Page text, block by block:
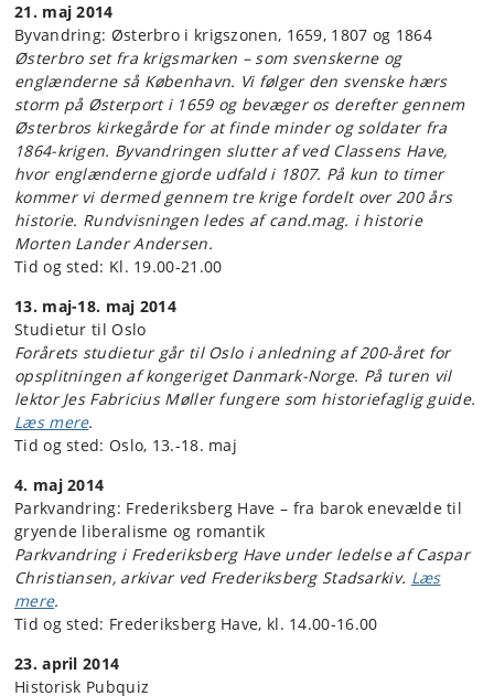
21. maj 2014
Byvandring: Østerbro i krigszonen, 1659, 1807 og 1864
Østerbro set fra krigsmarken – som svenskerne og
englænderne så København. Vi følger den svenske hærs
storm på Østerport i 1659 og bevæger os derefter gennem
Østerbros kirkegårde for at finde minder og soldater fra
1864-krigen. Byvandringen slutter af ved Classens Have,
hvor englænderne gjorde udfald i 1807. På kun to timer
kommer vi dermed gennem tre krige fordelt over 200 års
historie. Rundvisningen ledes af cand.mag. i historie
Morten Lander Andersen.
Tid og sted: Kl. 19.00-21.00
13. maj-18. maj 2014
Studietur til Oslo
Forårets studietur går til Oslo i anledning af 200-året for
opsplitningen af kongeriget Danmark-Norge. På turen vil
lektor Jes Fabricius Møller fungere som historiefaglig guide.
Læs mere.
Tid og sted: Oslo, 13.-18. maj
4. maj 2014
Parkvandring: Frederiksberg Have – fra barok enevælde til
gryende liberalisme og romantik
Parkvandring i Frederiksberg Have under ledelse af Caspar
Christiansen, arkivar ved Frederiksberg Stadsarkiv. Læs
mere.
Tid og sted: Frederiksberg Have, kl. 14.00-16.00
23. april 2014
Historisk Pubquiz